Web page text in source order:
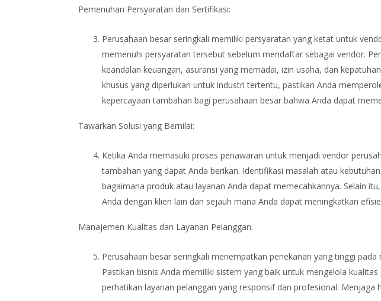
Pemenuhan Persyaratan dan Sertifikasi:
Perusahaan besar seringkali memiliki persyaratan yang ketat untuk
memenuhi persyaratan tersebut sebelum mendaftar sebagai vendor.
keandalan keuangan, asuransi yang memadai, izin usaha, dan
khusus yang diperlukan untuk industri tertentu, pastikan Anda
kepercayaan tambahan bagi perusahaan besar bahwa Anda dapat
Tawarkan Solusi yang Bernilai:
Ketika Anda memasuki proses penawaran untuk menjadi vendor
tambahan yang dapat Anda berikan. Identifikasi masalah atau
bagaimana produk atau layanan Anda dapat memecahkannya. Selain
Anda dengan klien lain dan sejauh mana Anda dapat meningkatkan
Manajemen Kualitas dan Layanan Pelanggan:
Perusahaan besar seringkali menempatkan penekanan yang tinggi
Pastikan bisnis Anda memiliki sistem yang baik untuk mengelola
perhatikan layanan pelanggan yang responsif dan profesional. Menjaga